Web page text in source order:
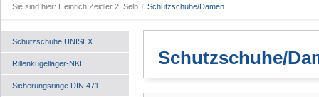
Sie sind hier: Heinrich Zeidler 2, Selb / Schutzschuhe/Damen
Schutzschuhe UNISEX
Rillenkugellager-NKE
Sicherungsringe DIN 471
Schutzschuhe/